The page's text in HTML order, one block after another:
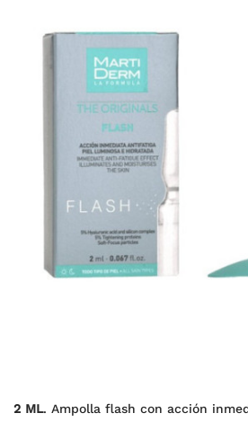
2 ML. Ampolla flash con acción